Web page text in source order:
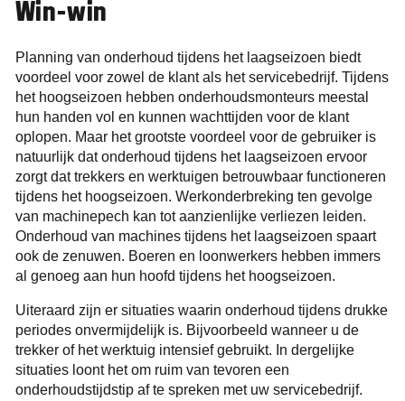
Win-win
Planning van onderhoud tijdens het laagseizoen biedt
voordeel voor zowel de klant als het servicebedrijf. Tijdens
het hoogseizoen hebben onderhoudsmonteurs meestal
hun handen vol en kunnen wachttijden voor de klant
oplopen. Maar het grootste voordeel voor de gebruiker is
natuurlijk dat onderhoud tijdens het laagseizoen ervoor
zorgt dat trekkers en werktuigen betrouwbaar functioneren
tijdens het hoogseizoen. Werkonderbreking ten gevolge
van machinepech kan tot aanzienlijke verliezen leiden.
Onderhoud van machines tijdens het laagseizoen spaart
ook de zenuwen. Boeren en loonwerkers hebben immers
al genoeg aan hun hoofd tijdens het hoogseizoen.
Uiteraard zijn er situaties waarin onderhoud tijdens drukke
periodes onvermijdelijk is. Bijvoorbeeld wanneer u de
trekker of het werktuig intensief gebruikt. In dergelijke
situaties loont het om ruim van tevoren een
onderhoudstijdstip af te spreken met uw servicebedrijf.